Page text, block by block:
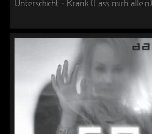
Unterschicht – Krank (Lass mich allein)